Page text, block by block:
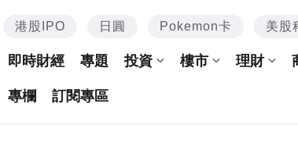
港股IPO 日圓 Pokemon卡 美股
即時財經 專題 投資 樓市 理財
專欄 訂閱專區